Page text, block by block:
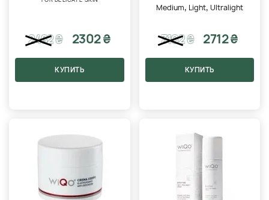
2482₴ 2302 ₴
КУПИТЬ
Medium, Light, Ultralight
3102₴ 2712 ₴
КУПИТЬ